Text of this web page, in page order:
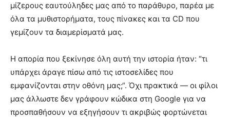
μίζερους εαυτούληδες μας από το παράθυρο, παρέα με
όλα τα μυθιστορήματα, τους πίνακες και τα CD που
γεμίζουν τα διαμερίσματά μας.
Η απορία που ξεκίνησε όλη αυτή την ιστορία ήταν: “τι
υπάρχει άραγε πίσω από τις ιστοσελίδες που
εμφανίζονται στην οθόνη μας;“. Όχι πρακτικά — οι φίλοι
μας άλλωστε δεν γράφουν κώδικα στη Google για να
προσπαθήσουν να εξηγήσουν τι ακριβώς φορτώνεται